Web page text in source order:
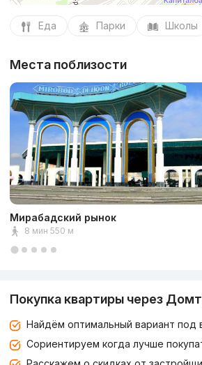
Еда Парки Школы
Места поблизости
Мирабадский рынок
8 мин 550 м
Покупка квартиры через
Найдём оптимальный вариант под
Сориентируем когда лучше